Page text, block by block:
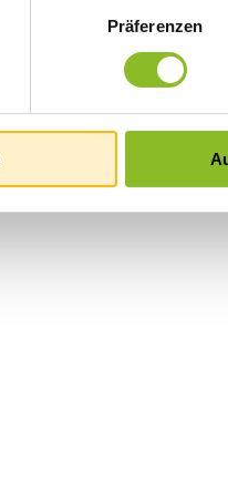
Präferenzen